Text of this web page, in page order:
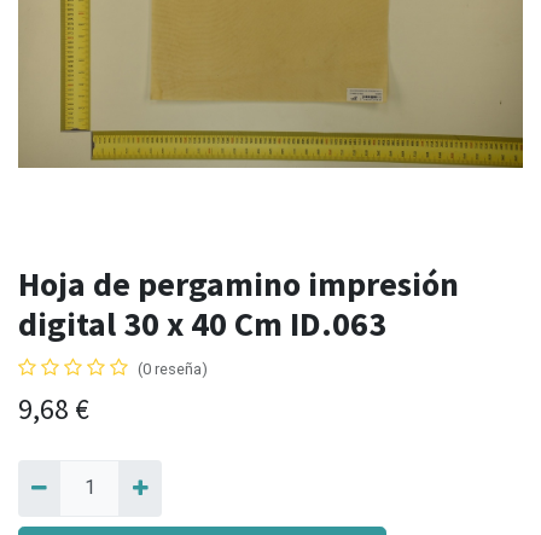
Hoja de pergamino impresión
digital 30 x 40 Cm ID.063
(0 reseña)
9,68 €